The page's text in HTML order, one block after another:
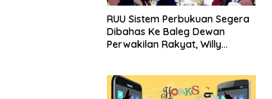
RUU Sistem Perbukuan Segera
Dibahas Ke Baleg Dewan
Perwakilan Rakyat, Willy